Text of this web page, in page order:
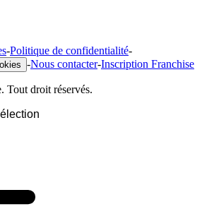
-Politique de confidentialité-
-Nous contacter-Inscription Franchise
Tout droit réservés.